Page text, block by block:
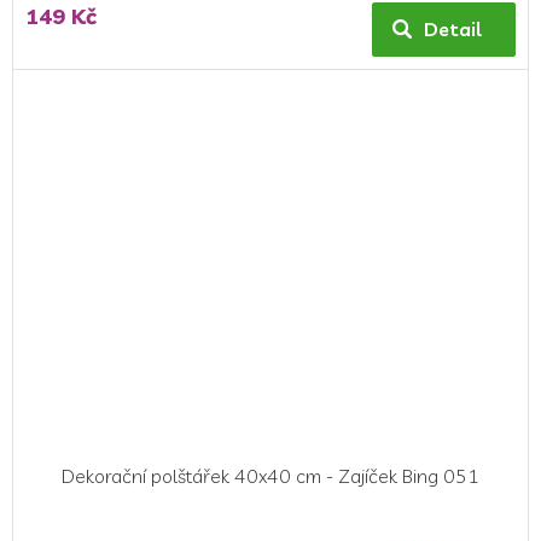
149 Kč Detail
Dekorační polštářek 40x40 cm - Zajíček Bing 051